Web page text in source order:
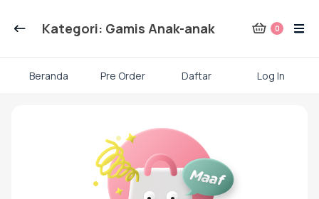
Kategori: Gamis Anak-anak 0
Beranda Pre Order Daftar Log In
Atasan
Mukena